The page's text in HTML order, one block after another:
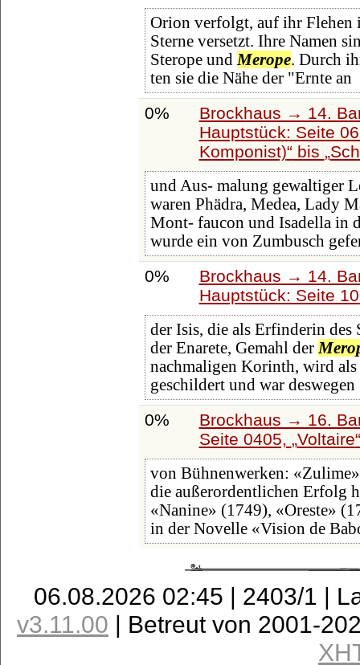
Orion verfolgt, auf ihr Flehen
Sterne versetzt. Ihre Namen
Sterope und Merope. Durch
ten sie die Nähe der "Ernte an
0%
Brockhaus → 14.
Hauptstück: Seite
Komponist) bis
und Aus- malung gewaltiger
waren Phädra, Medea, Lady
Mont- faucon und Isadella in
wurde ein von Zumbusch
0%
Brockhaus → 14.
Hauptstück: Seite
der Isis, die als Erfinderin
der Enarete, Gemahl der
nachmaligen Korinth, wird als
geschildert und war deswegen
0%
Brockhaus → 16.
Seite 0405,
Voltaire
von Bühnenwerken:
die außerordentlichen Erfolg
«Nanine» (1749), «Oreste»
in der Novelle «Vision de
06.08.2026 02:45 | 2403/1 |
v3.11.00 | Betreut von 2001-